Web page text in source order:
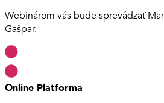
Webinárom vás bude sprevádzať
Gašpar.
Online Platforma